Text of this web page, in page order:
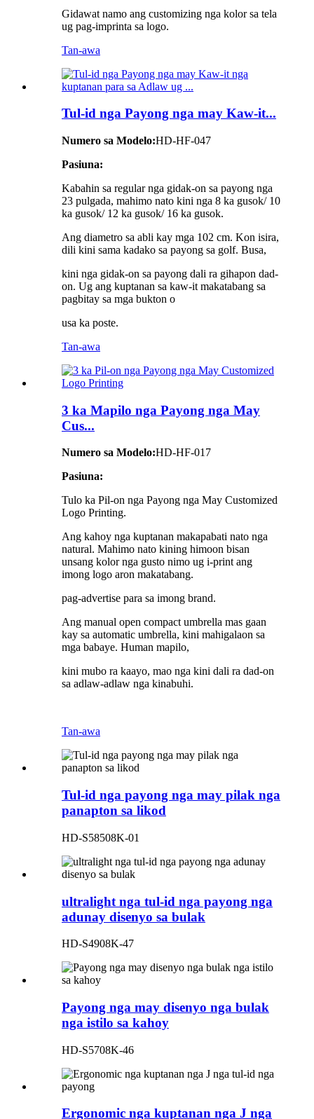
Gidawat namo ang customizing nga kolor sa tela
ug pag-imprinta sa logo.
Tan-awa
Tul-id nga Payong nga may Kaw-it...
Numero sa Modelo:HD-HF-047
Pasiuna:
Kabahin sa regular nga gidak-on sa payong nga
23 pulgada, mahimo nato kini nga 8 ka gusok/ 10
ka gusok/ 12 ka gusok/ 16 ka gusok.
Ang diametro sa abli kay mga 102 cm. Kon isira,
dili kini sama kadako sa payong sa golf. Busa,
kini nga gidak-on sa payong dali ra gihapon dad-
on. Ug ang kuptanan sa kaw-it makatabang sa
pagbitay sa mga bukton o
usa ka poste.
Tan-awa
3 ka Mapilo nga Payong nga May
Cus...
Numero sa Modelo:HD-HF-017
Pasiuna:
Tulo ka Pil-on nga Payong nga May Customized
Logo Printing.
Ang kahoy nga kuptanan makapabati nato nga
natural. Mahimo nato kining himoon bisan
unsang kolor nga gusto nimo ug i-print ang
imong logo aron makatabang.
pag-advertise para sa imong brand.
Ang manual open compact umbrella mas gaan
kay sa automatic umbrella, kini mahigalaon sa
mga babaye. Human mapilo,
kini mubo ra kaayo, mao nga kini dali ra dad-on
sa adlaw-adlaw nga kinabuhi.
Tan-awa
Tul-id nga payong nga may pilak nga
panapton sa likod
HD-S58508K-01
ultralight nga tul-id nga payong nga
adunay disenyo sa bulak
HD-S4908K-47
Payong nga may disenyo nga bulak
nga istilo sa kahoy
HD-S5708K-46
Ergonomic nga kuptanan nga J nga